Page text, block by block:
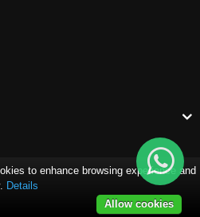
to enhance browsing experience and
Details
Allow cookies